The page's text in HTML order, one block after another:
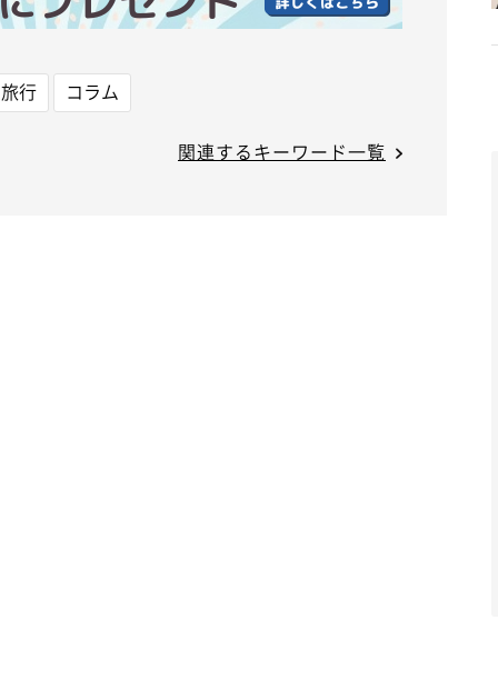
旅行 コラム
関連するキーワード一覧